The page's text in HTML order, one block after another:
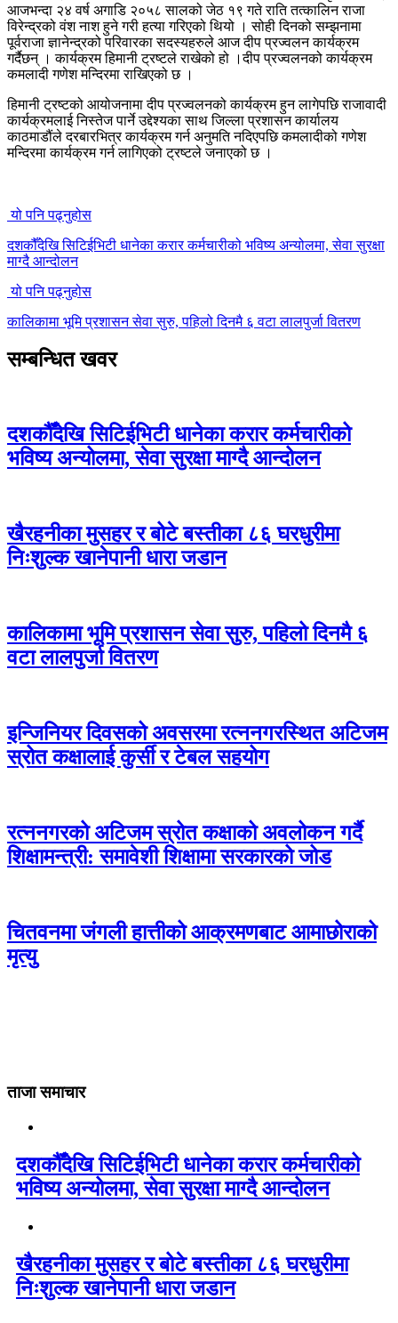
आजभन्दा २४ वर्ष अगाडि २०५८ सालको जेठ १९ गते राति तत्कालिन राजा
विरेन्द्रको वंश नाश हुने गरी हत्या गरिएको थियो । सोही दिनको सम्झनामा
पूर्वराजा ज्ञानेन्द्रको परिवारका सदस्यहरुले आज दीप प्रज्वलन कार्यक्रम
गर्दैछन् । कार्यक्रम हिमानी ट्रष्टले राखेको हो ।दीप प्रज्वलनको कार्यक्रम
कमलादी गणेश मन्दिरमा राखिएको छ ।
हिमानी ट्रष्टको आयोजनामा दीप प्रज्वलनको कार्यक्रम हुन लागेपछि राजावादी
कार्यक्रमलाई निस्तेज पार्ने उद्देश्यका साथ जिल्ला प्रशासन कार्यालय
काठमाडौंले दरबारभित्र कार्यक्रम गर्न अनुमति नदिएपछि कमलादीको गणेश
मन्दिरमा कार्यक्रम गर्न लागिएको ट्रष्टले जनाएको छ ।
यो पनि पढ्नुहोस
दशकौँदेखि सिटिईभिटी धानेका करार कर्मचारीको भविष्य अन्योलमा, सेवा सुरक्षा
माग्दै आन्दोलन
यो पनि पढ्नुहोस
कालिकामा भूमि प्रशासन सेवा सुरु, पहिलो दिनमै ६ वटा लालपुर्जा वितरण
सम्बन्धित खवर
दशकौँदेखि सिटिईभिटी धानेका करार कर्मचारीको
भविष्य अन्योलमा, सेवा सुरक्षा माग्दै आन्दोलन
खैरहनीका मुसहर र बोटे बस्तीका ८६ घरधुरीमा
निःशुल्क खानेपानी धारा जडान
कालिकामा भूमि प्रशासन सेवा सुरु, पहिलो दिनमै ६
वटा लालपुर्जा वितरण
इन्जिनियर दिवसको अवसरमा रत्ननगरस्थित अटिजम
स्रोत कक्षालाई कुर्सी र टेबल सहयोग
रत्ननगरको अटिजम स्रोत कक्षाको अवलोकन गर्दै
शिक्षामन्त्री: समावेशी शिक्षामा सरकारको जोड
चितवनमा जंगली हात्तीको आक्रमणबाट आमाछोराको
मृत्यु
ताजा समाचार
दशकौँदेखि सिटिईभिटी धानेका करार कर्मचारीको
भविष्य अन्योलमा, सेवा सुरक्षा माग्दै आन्दोलन
खैरहनीका मुसहर र बोटे बस्तीका ८६ घरधुरीमा
निःशुल्क खानेपानी धारा जडान